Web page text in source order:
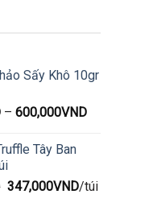
Sấy Khô 10gr
– 600,000VND
Tây Ban
Giá
347,000VNDGiá
/túi